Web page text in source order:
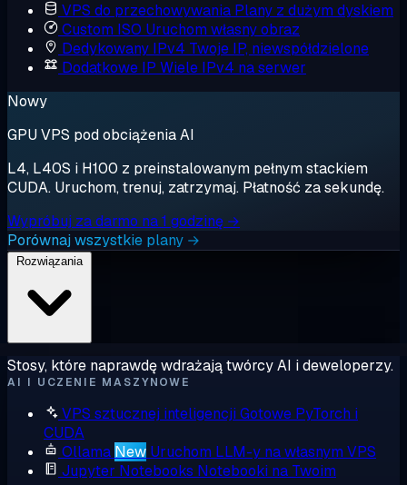
VPS do przechowywania Plany z dużym dyskiem
Custom ISO Uruchom własny obraz
Dedykowany IPv4 Twoje IP, niewspółdzielone
Dodatkowe IP Wiele IPv4 na serwer
Nowy
GPU VPS pod obciążenia AI
L4, L40S i H100 z preinstalowanym pełnym stackiem
CUDA. Uruchom, trenuj, zatrzymaj. Płatność za sekundę.
Wypróbuj za darmo na 1 godzinę →
Porównaj wszystkie plany →
Rozwiązania
Stosy, które naprawdę wdrażają twórcy AI i deweloperzy.
AI I UCZENIE MASZYNOWE
VPS sztucznej inteligencji Gotowe PyTorch i
CUDA
Ollama New Uruchom LLM-y na własnym VPS
Jupyter Notebooks Notebooki na Twoim